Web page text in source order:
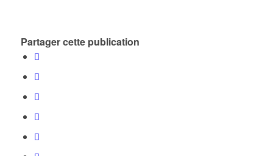
Partager cette publication